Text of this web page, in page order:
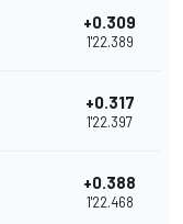
+0.309
1'22.389
+0.317
1'22.397
+0.388
1'22.468